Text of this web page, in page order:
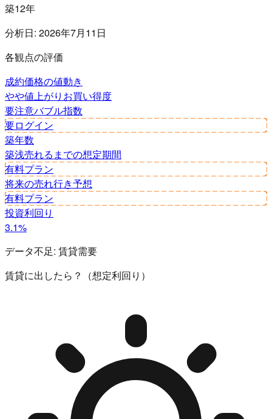
築12年
分析日: 2026年7月11日
各観点の評価
成約価格の値動き
やや値上がり お買い得度
要注意バブル指数
要ログイン
築年数
築浅売れるまでの想定期間
有料プラン
将来の売れ行き予想
有料プラン
投資利回り
3.1%
データ不足: 賃貸需要
賃貸に出したら？（想定利回り）